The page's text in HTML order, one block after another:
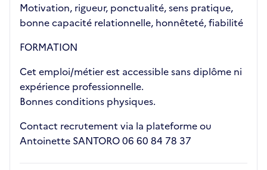
Motivation, rigueur, ponctualité, sens pratique,
bonne capacité relationnelle, honnêteté, fiabilité
FORMATION
Cet emploi/métier est accessible sans diplôme ni
expérience professionnelle.
Bonnes conditions physiques.
Contact recrutement via la plateforme ou
Antoinette SANTORO 06 60 84 78 37